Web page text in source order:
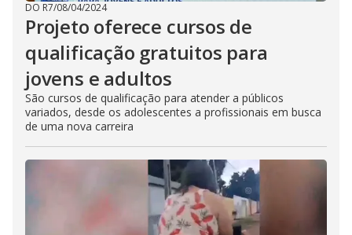
DO R7/08/04/2024
Projeto oferece cursos de
qualificação gratuitos para
jovens e adultos
São cursos de qualificação para atender a públicos
variados, desde os adolescentes a profissionais em busca
de uma nova carreira